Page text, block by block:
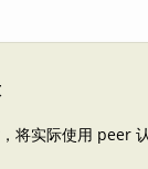
将实际使用 peer